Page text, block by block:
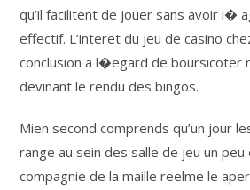
qu’il facilitent de jouer sans avoir i�
effectif. L’interet du jeu de casino
conclusion a l�egard de boursicoter
devinant le rendu des bingos.
Mien second comprends qu’un jour
range au sein des salle de jeu un peu
compagnie de la maille reelme le